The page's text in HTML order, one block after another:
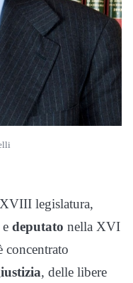
legislatura,
deputato nella XVI
concentrato
, delle libere